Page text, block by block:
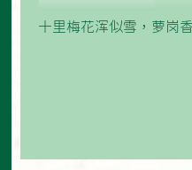
十里梅花浑似雪，萝岗